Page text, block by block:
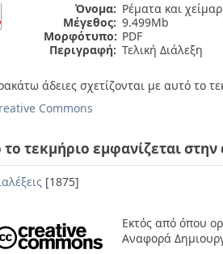
Όνομα: Ρέματα και
Μέγεθος: 9.499Mb
Μορφότυπο: PDF
Περιγραφή: Τελική Διάλεξη
άδειες σχετίζονται με αυτό το
Commons
το τεκμήριο εμφανίζεται
[1875]
Εκτός από όπου
Αναφορά